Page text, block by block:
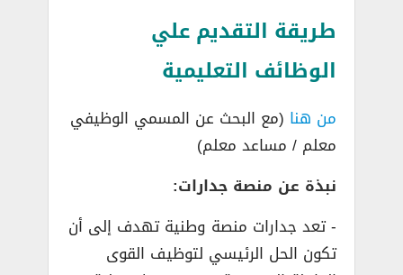
طريقة التقديم علي
الوظائف التعليمية
من هنا (مع البحث عن المسمي الوظيفي
معلم / مساعد معلم)
نبذة عن منصة جدارات:
­- تعد جدارات منصة وطنية تهدف إلى أن
تكون الحل الرئيسي لتوظيف القوى